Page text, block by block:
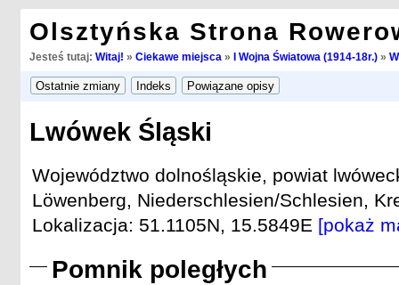
Olsztyńska Strona
Jesteś tutaj: Witaj! » Ciekawe miejsca » I Wojna Światowa (1914-18r.)»
Lwówek Śląski
Województwo dolnośląskie, powiat
Löwenberg, Niederschlesien/Schlesien,
Lokalizacja: 51.1105N, 15.5849E [pokaż
Pomnik poległych